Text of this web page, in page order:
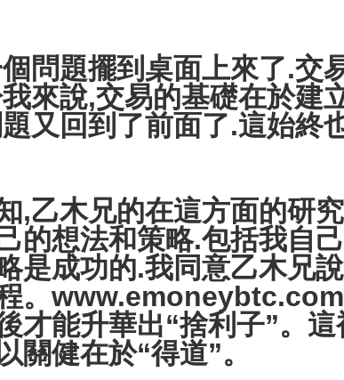
題擺到桌面上來了.交易
來說,交易的基礎在於建
又回到了前面了.這始終
,乙木兄的在這方面的研
的想法和策略.包括我自
是成功的.我同意乙木兄
。
才能升華出“捨利子”。
關健在於“得道”。